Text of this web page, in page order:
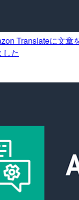
Translateに文章
した